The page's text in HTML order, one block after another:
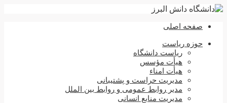
صفحه اصلی
حوزه ریاست
ریاست دانشگاه
هیأت مؤسس
هیأت امناء
مدیریت حراست و پشتیبانی
مدیر روابط عمومی و روابط بین الملل
مدیریت منابع انسانی